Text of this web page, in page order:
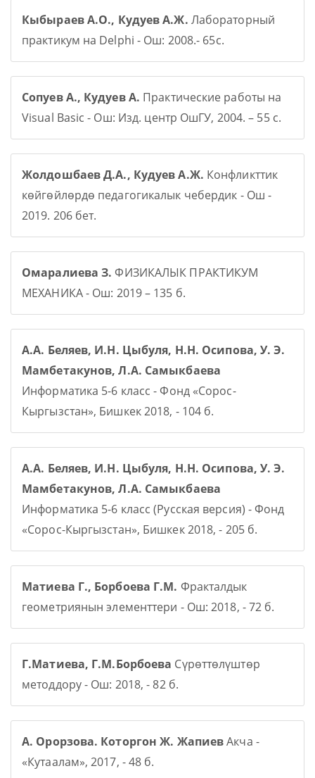
Кыбыраев А.О., Кудуев А.Ж. Лабораторный
практикум на Delphi - Ош: 2008.- 65с.
Сопуев А., Кудуев А. Практические работы на
Visual Basic - Ош: Изд. центр ОшГУ, 2004. – 55 с.
Жолдошбаев Д.А., Кудуев А.Ж. Конфликттик
көйгөйлөрдө педагогикалык чебердик - Ош -
2019. 206 бет.
Омаралиева З. ФИЗИКАЛЫК ПРАКТИКУМ
МЕХАНИКА - Ош: 2019 – 135 б.
А.А. Беляев, И.Н. Цыбуля, Н.Н. Осипова, У. Э.
Мамбетакунов, Л.А. Самыкбаева
Информатика 5-6 класс - Фонд «Сорос-
Кыргызстан», Бишкек 2018, - 104 б.
А.А. Беляев, И.Н. Цыбуля, Н.Н. Осипова, У. Э.
Мамбетакунов, Л.А. Самыкбаева
Информатика 5-6 класс (Русская версия) - Фонд
«Сорос-Кыргызстан», Бишкек 2018, - 205 б.
Матиева Г., Борбоева Г.М. Фракталдык
геометриянын элементтери - Ош: 2018, - 72 б.
Г.Матиева, Г.М.Борбоева Сүрөттөлүштөр
методдору - Ош: 2018, - 82 б.
А. Орорзова. Которгон Ж. ЖапиевАкча -
«Кутаалам», 2017, - 48 б.